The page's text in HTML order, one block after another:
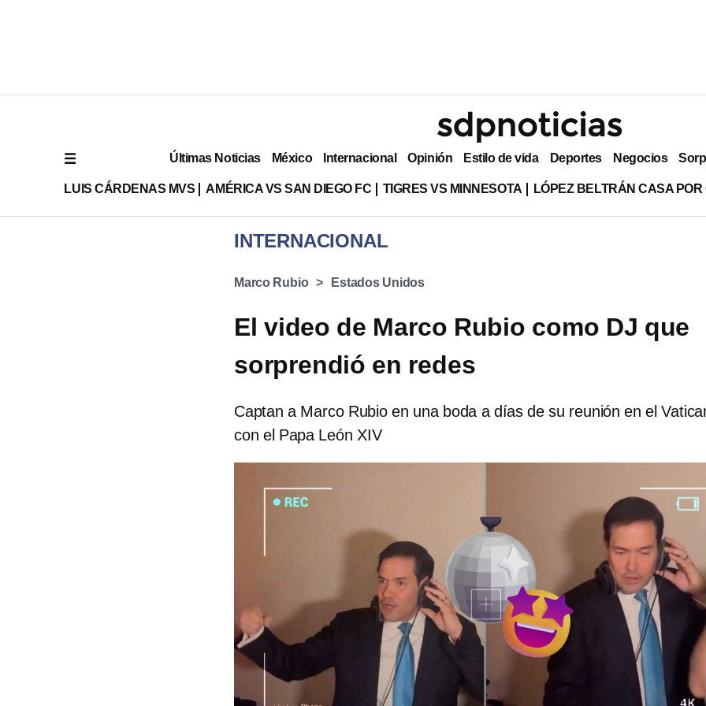
Últimas Noticias México Internacional Opinión Estilo de vida Deportes Negocios
LUIS CÁRDENAS MVS AMÉRICA VS SAN DIEGO FC TIGRES VS MINNESOTA LÓPEZ BELTRÁN CASA
INTERNACIONAL
Marco Rubio Estados Unidos
El video de Marco Rubio como DJ que
sorprendió en redes
Captan a Marco Rubio en una boda a días de su reunión en el
con el Papa León XIV